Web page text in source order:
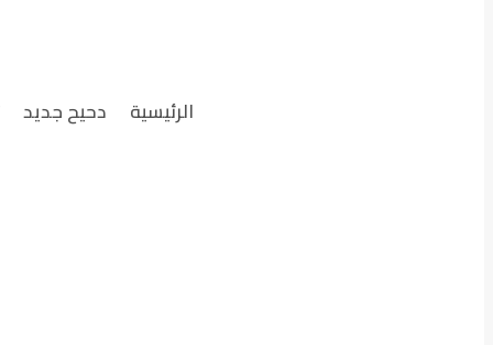
الرئيسية دحيح جديد